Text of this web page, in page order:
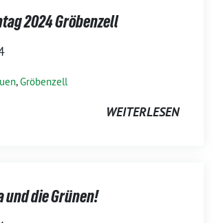
2024 Gröbenzell
,Gröbenzell
WEITERLESEN
und die Grünen!